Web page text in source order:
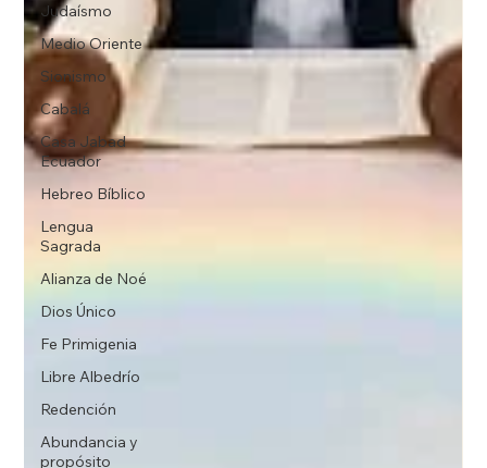
Judaísmo
Medio Oriente
Sionismo
Cabalá
Casa Jabad
Ecuador
Hebreo Bíblico
Lengua
Sagrada
Alianza de Noé
Dios Único
Fe Primigenia
Libre Albedrío
Redención
Abundancia y
propósito